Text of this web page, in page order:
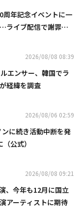
周年記念イベントに一
ライブ配信で謝罪
2026/08/08 08:39
エンサー、韓国でラ
経緯を調査
2026/08/06 02:59
ンに続き活動中断を発
公式）
2026/08/08 09:21
、今年も12月に国立
アーティストに期待